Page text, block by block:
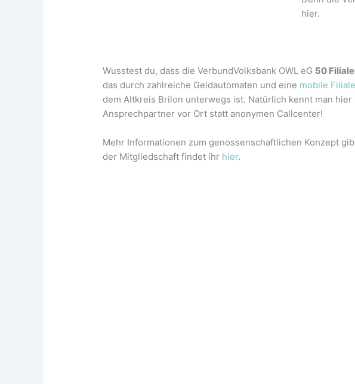
hier.
Wusstest du, dass die VerbundVolksbank OWL eG 50
das durch zahlreiche Geldautomaten und eine mobile Filiale
dem Altkreis Brilon unterwegs ist. Natürlich kennt man
Ansprechpartner vor Ort statt anonymen Callcenter!
Mehr Informationen zum genossenschaftlichen Konzept
der Mitgliedschaft findet ihr hier.